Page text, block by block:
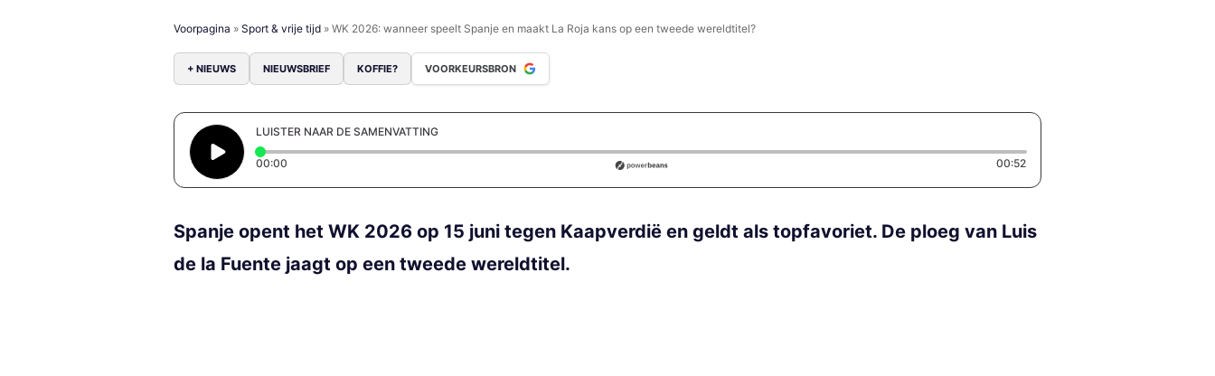
Voorpagina » Sport & vrije tijd » WK 2026: wanneer speelt Spanje en maakt La Roja kans op een tweede wereldtitel?
+ NIEUWS NIEUWSBRIEF KOFFIE? VOORKEURSBRON
LUISTER NAAR DE SAMENVATTING
00:00 00:52Duration: 52 seconds
Spanje opent het WK 2026 op 15 juni tegen Kaapverdië en geldt als topfavoriet. De ploeg van Luis
de la Fuente jaagt op een tweede wereldtitel.